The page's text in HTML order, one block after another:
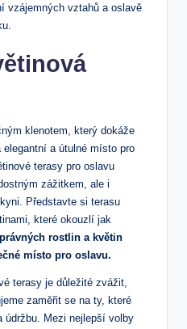
vzájemných vztahů a oslavě
klenotem, který dokáže
a útulné místo pro
terasy pro oslavu
zážitkem, ale i
Představte si terasu
které okouzlí jak
rostlin a květin
místo pro oslavu.
terasy je důležité zvážit,
zaměřit se na ty, které
údržbu. Mezi nejlepší volby